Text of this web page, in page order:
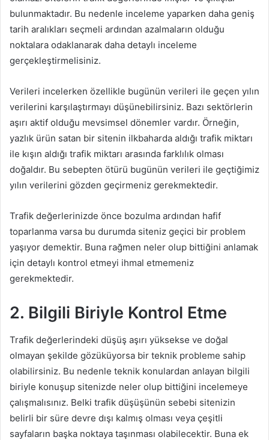
bulunmaktadır. Bu nedenle inceleme yaparken daha geniş
tarih aralıkları seçmeli ardından azalmaların olduğu
noktalara odaklanarak daha detaylı inceleme
gerçekleştirmelisiniz.
Verileri incelerken özellikle bugünün verileri ile geçen yılın
verilerini karşılaştırmayı düşünebilirsiniz. Bazı sektörlerin
aşırı aktif olduğu mevsimsel dönemler vardır. Örneğin,
yazlık ürün satan bir sitenin ilkbaharda aldığı trafik miktarı
ile kışın aldığı trafik miktarı arasında farklılık olması
doğaldır. Bu sebepten ötürü bugünün verileri ile geçtiğimiz
yılın verilerini gözden geçirmeniz gerekmektedir.
Trafik değerlerinizde önce bozulma ardından hafif
toparlanma varsa bu durumda siteniz geçici bir problem
yaşıyor demektir. Buna rağmen neler olup bittiğini anlamak
için detaylı kontrol etmeyi ihmal etmemeniz
gerekmektedir.
2. Bilgili Biriyle Kontrol Etme
Trafik değerlerindeki düşüş aşırı yüksekse ve doğal
olmayan şekilde gözüküyorsa bir teknik probleme sahip
olabilirsiniz. Bu nedenle teknik konulardan anlayan bilgili
biriyle konuşup sitenizde neler olup bittiğini incelemeye
çalışmalısınız. Belki trafik düşüşünün sebebi sitenizin
belirli bir süre devre dışı kalmış olması veya çeşitli
sayfaların başka noktaya taşınması olabilecektir. Buna ek